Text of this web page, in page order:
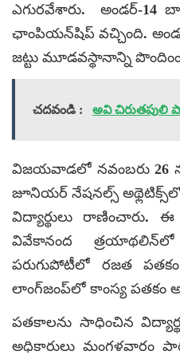
ఎగురవేశారు. అండర్-14
ఛాంపియన్‌షిప్ వచ్చింది.
జట్టు మూడవస్థానాన్ని
చదవండి : అవి చిరుతపులి
విజయవాడలో నవంబరు 26
జూనియర్ నేషనల్స్‌
విద్యార్థులు రాణించారు.
వివేకానంద
పరుగుపోటీలో రజత
లాంగ్‌జంప్‌లో కాంస్య పతకం
పతకాలను సాధించిన
అధికారులు మంగళవారం